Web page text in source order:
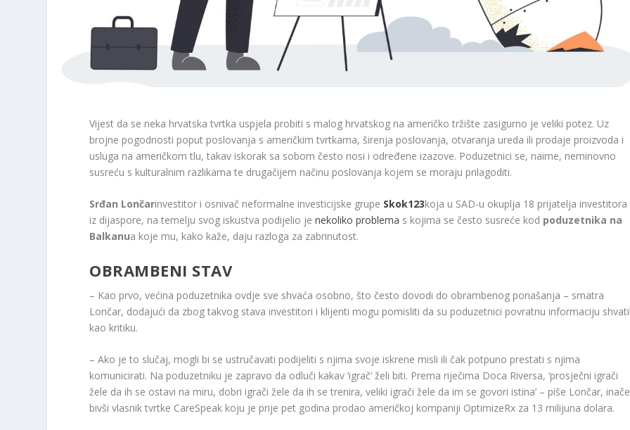
Vijest da se neka hrvatska tvrtka uspjela probiti s malog hrvatskog na američko tržište zasigurno je veliki potez. Uz
brojne pogodnosti poput poslovanja s američkim tvrtkama, širenja poslovanja, otvaranja ureda ili prodaje proizvoda i
usluga na američkom tlu, takav iskorak sa sobom često nosi i određene izazove. Poduzetnici se, naime, neminovno
susreću s kulturalnim razlikama te drugačijem načinu poslovanja kojem se moraju prilagoditi.
Srđan Lončarinvestitor i osnivač neformalne investicijske grupe Skok123koja u SAD-u okuplja 18 prijatelja investitora
iz dijaspore, na temelju svog iskustva podijelio jenekoliko problema s kojima se često susreće kod poduzetnika na
Balkanua koje mu, kako kaže, daju razloga za zabrinutost.
OBRAMBENI STAV
– Kao prvo, većina poduzetnika ovdje sve shvaća osobno, što često dovodi do obrambenog ponašanja – smatra
Lončar, dodajući da zbog takvog stava investitori i klijenti mogu pomisliti da su poduzetnici povratnu informaciju
kao kritiku.
– Ako je to slučaj, mogli bi se ustručavati podijeliti s njima svoje iskrene misli ili čak potpuno prestati s njima
komunicirati. Na poduzetniku je zapravo da odluči kakav ‘igrač’ želi biti. Prema riječima Doca Riversa, ‘prosječni igrači
žele da ih se ostavi na miru, dobri igrači žele da ih se trenira, veliki igrači žele da im se govori istina’ – piše Lončar, inače
bivši vlasnik tvrtke CareSpeak koju je prije pet godina prodao američkoj kompaniji OptimizeRx za 13 milijuna dolara.